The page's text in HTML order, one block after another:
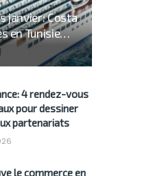
janvier: Costa
en Tunisie…
4 rendez-vous
pour dessiner
partenariats
le commerce en